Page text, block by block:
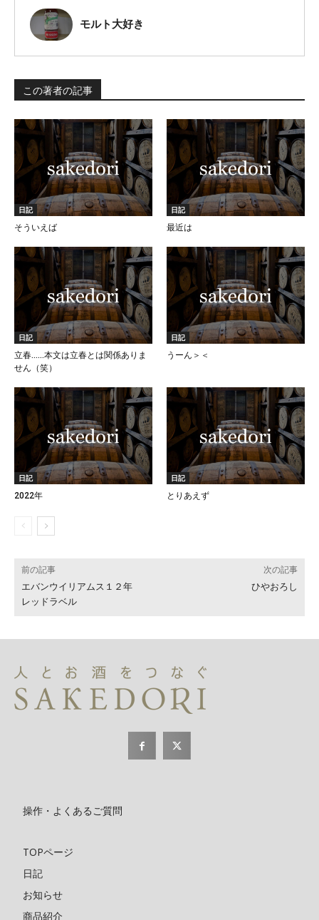
モルト大好き
この著者の記事
日記
そういえば
日記
最近は
日記
立春……本文は立春とは関係ありま
せん（笑）
日記
うーん＞＜
日記
2022年
日記
とりあえず
前の記事
エバンウイリアムス１２年
レッドラベル
次の記事
ひやおろし
操作・よくあるご質問
TOPページ
日記
お知らせ
商品紹介